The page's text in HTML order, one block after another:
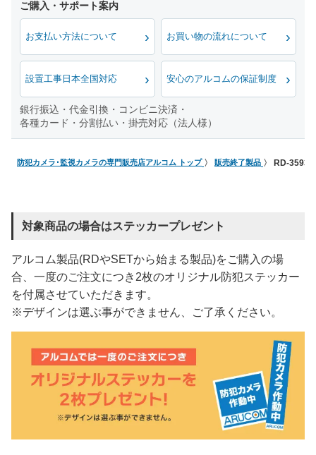
お支払い方法について お買い物の流れについて
設置工事日本全国対応 安心のアルコムの保証制度
銀行振込・代金引換・コンビニ決済・
各種カード・分割払い・掛売対応（法人様）
防犯カメラ･監視カメラの専門販売店アルコム トップ 販売終了製品 RD-3593
対象商品の場合はステッカープレゼント
アルコム製品(RDやSETから始まる製品)をご購入の場
合、一度のご注文につき2枚のオリジナル防犯ステッカー
を付属させていただきます。
※デザインは選ぶ事ができません、ご了承ください。